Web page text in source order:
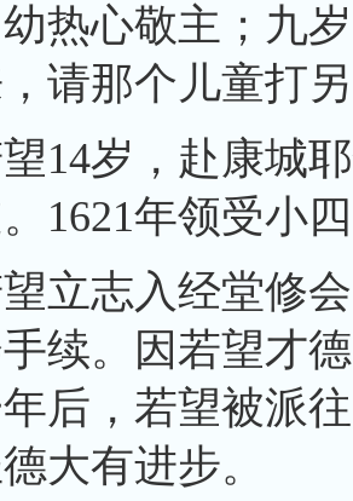
热心敬主；九
请那个儿童打
14岁，赴康城
1621年领受小
志入经堂修
续。因若望才
后，若望被派
大有进步。